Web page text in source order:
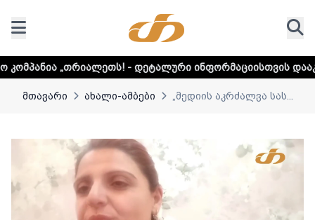
- დეტალური ინფორმაციისთვის დააკლიკეთ ლინკს
მთავარი ახალი-ამბები „მედიის აკრძალვა სას...